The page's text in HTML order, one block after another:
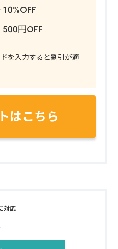
円OFF
を入力すると割引が適
はこちら
対応